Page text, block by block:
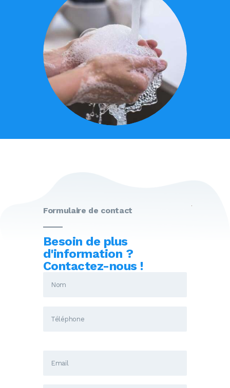
Formulaire de contact
Besoin de plus
d'information ?
Contactez-nous !